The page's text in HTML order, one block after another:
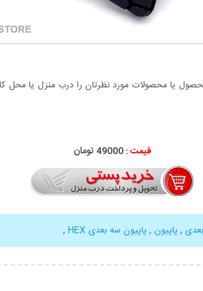
یا محصولات مورد نظرتان را درب منزل یا محل
قیمت :49000 تومان
, پاپیون , پاپیون سه بعدی HEX ,